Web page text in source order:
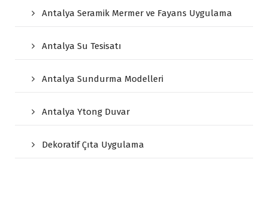
Antalya Seramik Mermer ve Fayans Uygulama
Antalya Su Tesisatı
Antalya Sundurma Modelleri
Antalya Ytong Duvar
Dekoratif Çıta Uygulama